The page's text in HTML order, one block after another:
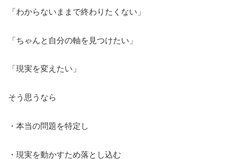
「わからないままで終わりたくない」
「ちゃんと自分の軸を見つけたい」
「現実を変えたい」
そう思うなら
・本当の問題を特定し
・現実を動かすため落とし込む